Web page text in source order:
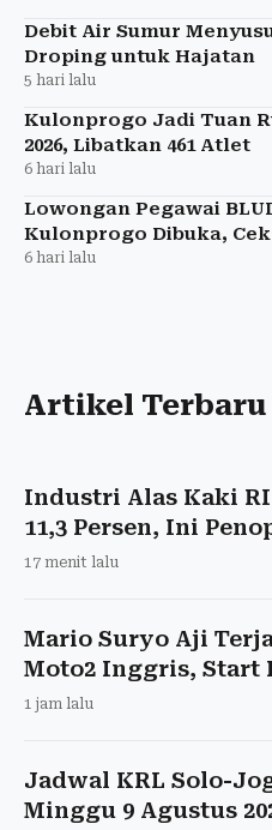
Debit Air Sumur
Droping untuk Hajatan
5 hari lalu
Kulonprogo Jadi Tuan
2026, Libatkan 461 Atlet
6 hari lalu
Lowongan Pegawai
Kulonprogo Dibuka,
6 hari lalu
Artikel
Industri Alas Kaki
11,3 Persen, Ini
17 menit lalu
Mario Suryo Aji
Moto2 Inggris, Start
1 jam lalu
Jadwal KRL Solo-
Minggu 9 Agustus